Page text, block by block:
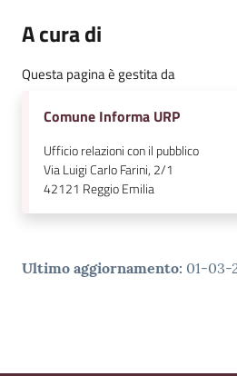
A cura di
Questa pagina è gestita da
Comune Informa URP
Ufficio relazioni con il pubblico
Via Luigi Carlo Farini, 2/1
42121 Reggio Emilia
Ultimo aggiornamento: 01-03-